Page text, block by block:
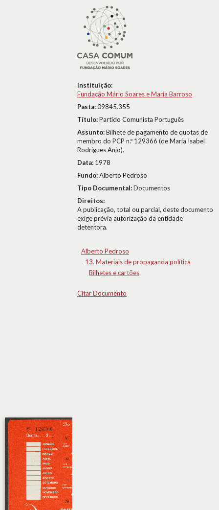
Instituição:
Fundação Mário Soares e Maria Barroso
Pasta:09845.355
Título:Partido Comunista Português
Assunto:Bilhete de pagamento de quotas de
membro do PCP n.º 129366 (de Maria Isabel
Rodrigues Anjo).
Data: 1978
Fundo:Alberto Pedroso
Tipo Documental:Documentos
Direitos:
A publicação, total ou parcial, deste documento
exige prévia autorização da entidade
detentora.
Alberto Pedroso
13. Materiais de propaganda política
Bilhetes e cartões
Citar Documento